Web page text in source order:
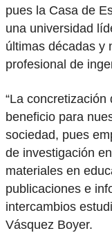
pues la Casa de
una universidad
últimas décadas y
profesional de
“La
beneficio para
sociedad, pues
de investigación
materiales en
publicaciones e
intercambios
Vásquez Boyer.